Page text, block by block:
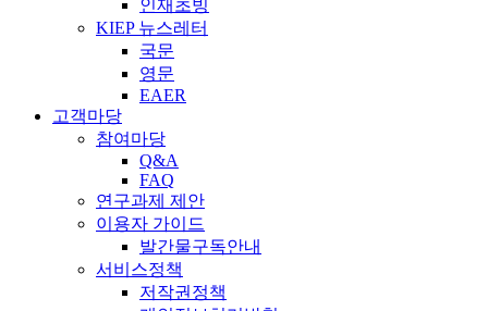
인재초빙
KIEP 뉴스레터
국문
영문
EAER
고객마당
참여마당
Q&A
FAQ
연구과제 제안
이용자 가이드
발간물구독안내
서비스정책
저작권정책